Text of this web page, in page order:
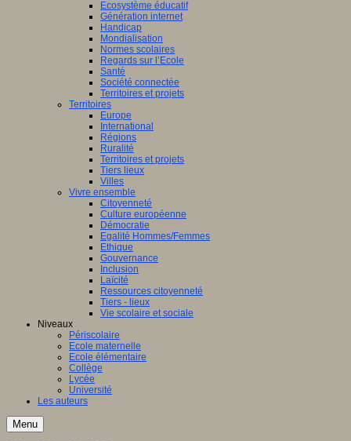
Ecosystème éducatif
Génération internet
Handicap
Mondialisation
Normes scolaires
Regards sur l’Ecole
Santé
Société connectée
Territoires et projets
Territoires
Europe
International
Régions
Ruralité
Territoires et projets
Tiers lieux
Villes
Vivre ensemble
Citoyenneté
Culture européenne
Démocratie
Egalité Hommes/Femmes
Ethique
Gouvernance
Inclusion
Laïcité
Ressources citoyenneté
Tiers - lieux
Vie scolaire et sociale
Niveaux
Périscolaire
Ecole maternelle
Ecole élémentaire
Collège
Lycée
Université
Les auteurs
Menu